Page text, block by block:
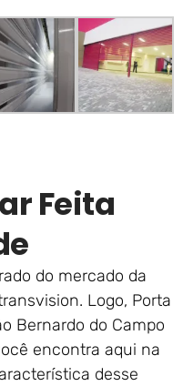
Feita
do mercado da
Logo, Porta
Bernardo do Campo
encontra aqui na
desse